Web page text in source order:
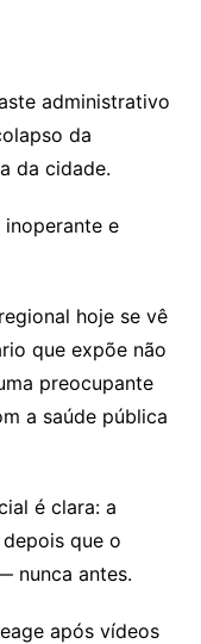
administrativo
da
da cidade.
e
hoje se vê
que expõe não
preocupante
a saúde pública
é clara: a
que o
nunca antes.
após vídeos